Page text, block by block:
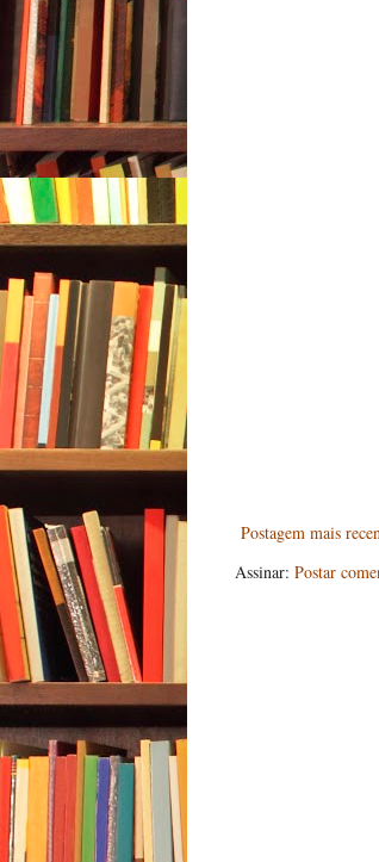
Postagem mais
Assinar: Postar